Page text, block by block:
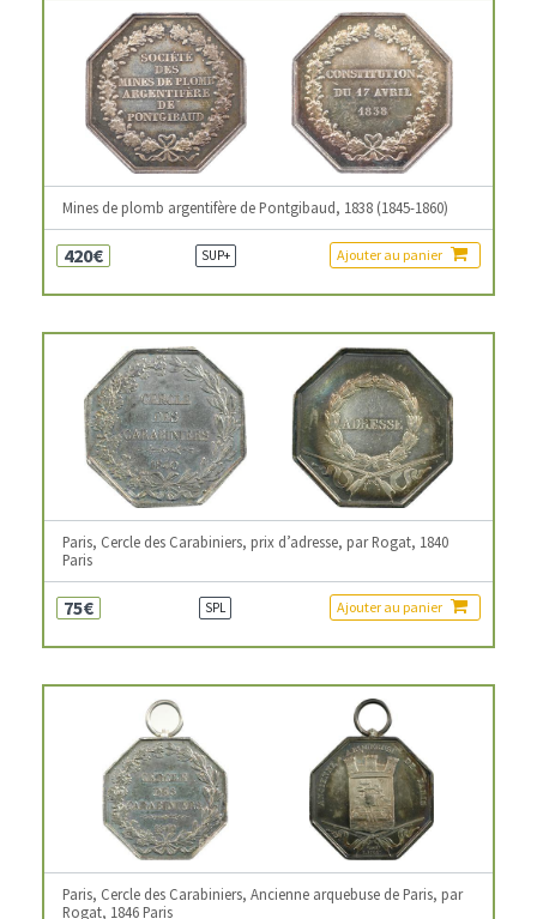
Mines de plomb argentifère de Pontgibaud, 1838 (1845-1860)
420€ SUP+ Ajouter au panier
Paris, Cercle des Carabiniers, prix d’adresse, par Rogat, 1840
Paris
75€ SPL Ajouter au panier
Paris, Cercle des Carabiniers, Ancienne arquebuse de Paris, par
Rogat, 1846 Paris